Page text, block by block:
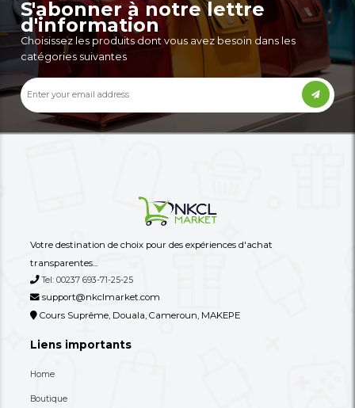
Machine À Laver Automatique
BINATONE BFWM-070 – 7 Kg –
Frontale (Hublo...
Machine À Laver
FH069FDMS - 10,5 Kg
Fronta...
Autres annonces de ce vendeur
Plus